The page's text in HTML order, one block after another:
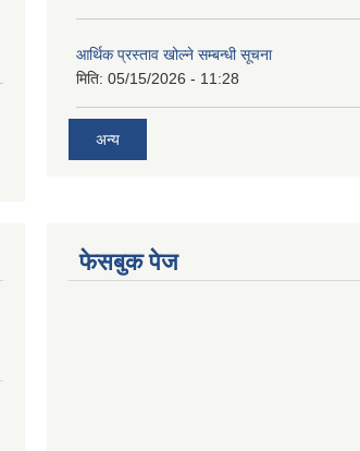
आर्थिक प्रस्ताव खोल्ने सम्बन्धी सूचना
मिति: 05/15/2026 - 11:28
अन्य
फेसबुक पेज